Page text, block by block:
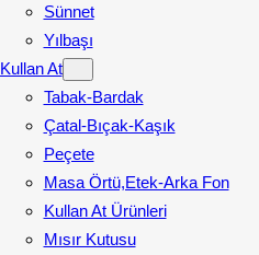
Sünnet
Yılbaşı
Kullan At
Tabak-Bardak
Çatal-Bıçak-Kaşık
Peçete
Masa Örtü,Etek-Arka Fon
Kullan At Ürünleri
Mısır Kutusu